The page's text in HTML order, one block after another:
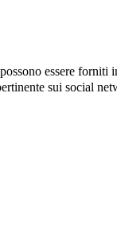
essere
sui social